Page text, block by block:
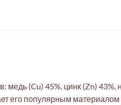
(Cu) 45%, цинк (Zn) 43%,
его популярным материалом